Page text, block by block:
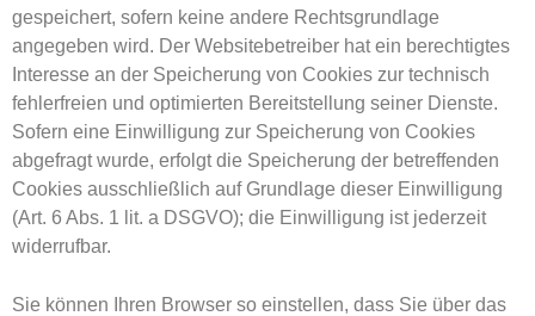
gespeichert, sofern keine andere Rechtsgrundlage
angegeben wird. Der Websitebetreiber hat ein berechtigtes
Interesse an der Speicherung von Cookies zur technisch
fehlerfreien und optimierten Bereitstellung seiner Dienste.
Sofern eine Einwilligung zur Speicherung von Cookies
abgefragt wurde, erfolgt die Speicherung der betreffenden
Cookies ausschließlich auf Grundlage dieser Einwilligung
(Art. 6 Abs. 1 lit. a DSGVO); die Einwilligung ist jederzeit
widerrufbar.
Sie können Ihren Browser so einstellen, dass Sie über das